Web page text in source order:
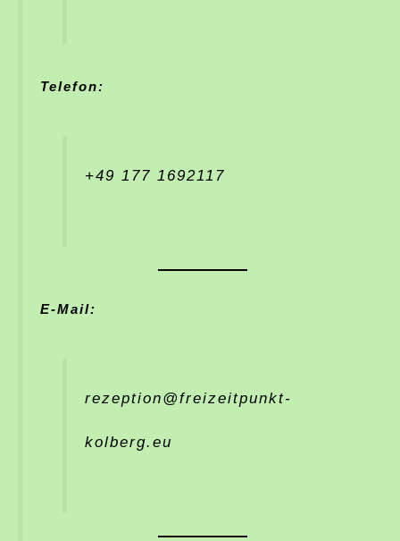
Telefon:
+49 177 1692117
E-Mail:
rezeption@freizeitpunkt-
kolberg.eu